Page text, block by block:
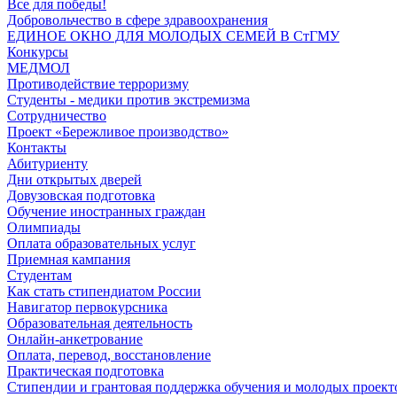
Все для победы!
Добровольчество в сфере здравоохранения
ЕДИНОЕ ОКНО ДЛЯ МОЛОДЫХ СЕМЕЙ В СтГМУ
Конкурсы
МЕДМОЛ
Противодействие терроризму
Студенты - медики против экстремизма
Сотрудничество
Проект «Бережливое производство»
Контакты
Абитуриенту
Дни открытых дверей
Довузовская подготовка
Обучение иностранных граждан
Олимпиады
Оплата образовательных услуг
Приемная кампания
Студентам
Как стать стипендиатом России
Навигатор первокурсника
Образовательная деятельность
Онлайн-анкетрование
Оплата, перевод, восстановление
Практическая подготовка
Стипендии и грантовая поддержка обучения и молодых